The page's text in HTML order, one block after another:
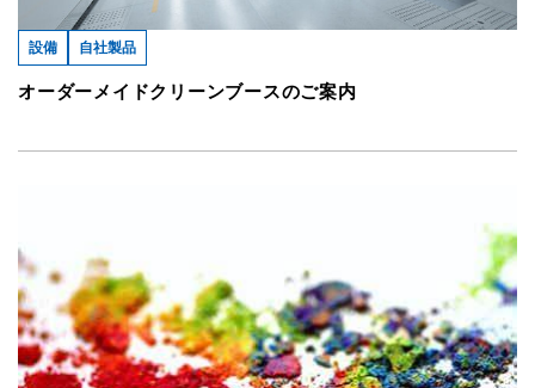
設備 自社製品
オーダーメイドクリーンブースのご案内